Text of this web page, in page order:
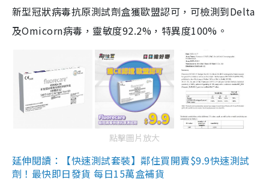
新型冠狀病毒抗原測試劑盒獲歐盟認可，可檢測到Delta
及Omicorn病毒，靈敏度92.2%，特異度100%。
點擊圖片放大
延伸閱讀：【快速測試套裝】鄰住買開賣$9.9快速測試
劑！最快即日發貨 每日15萬盒補貨